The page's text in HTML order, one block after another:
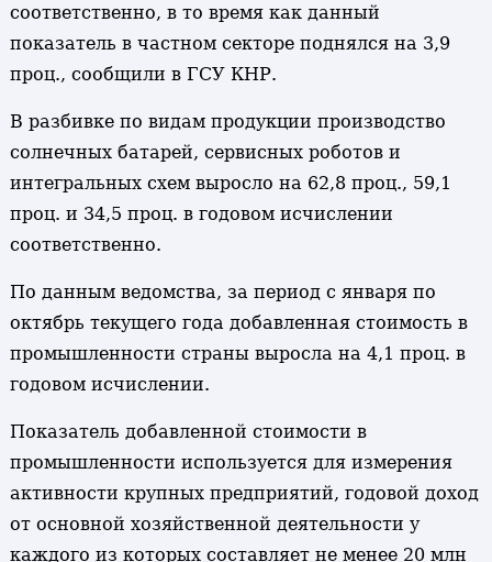
соответственно, в то время как данный
показатель в частном секторе поднялся на 3,9
проц., сообщили в ГСУ КНР.
В разбивке по видам продукции производство
солнечных батарей, сервисных роботов и
интегральных схем выросло на 62,8 проц., 59,1
проц. и 34,5 проц. в годовом исчислении
соответственно.
По данным ведомства, за период с января по
октябрь текущего года добавленная стоимость в
промышленности страны выросла на 4,1 проц. в
годовом исчислении.
Показатель добавленной стоимости в
промышленности используется для измерения
активности крупных предприятий, годовой доход
от основной хозяйственной деятельности у
каждого из которых составляет не менее 20 млн